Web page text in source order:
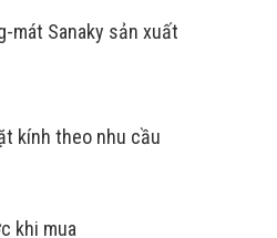
mát Sanaky sản xuất
kính theo nhu cầu
khi mua